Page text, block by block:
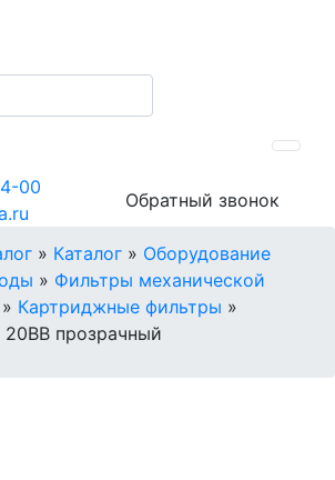
00
Обратный звонок
» Каталог » Оборудование
» Фильтры механической
» Картриджные фильтры »
20BB прозрачный